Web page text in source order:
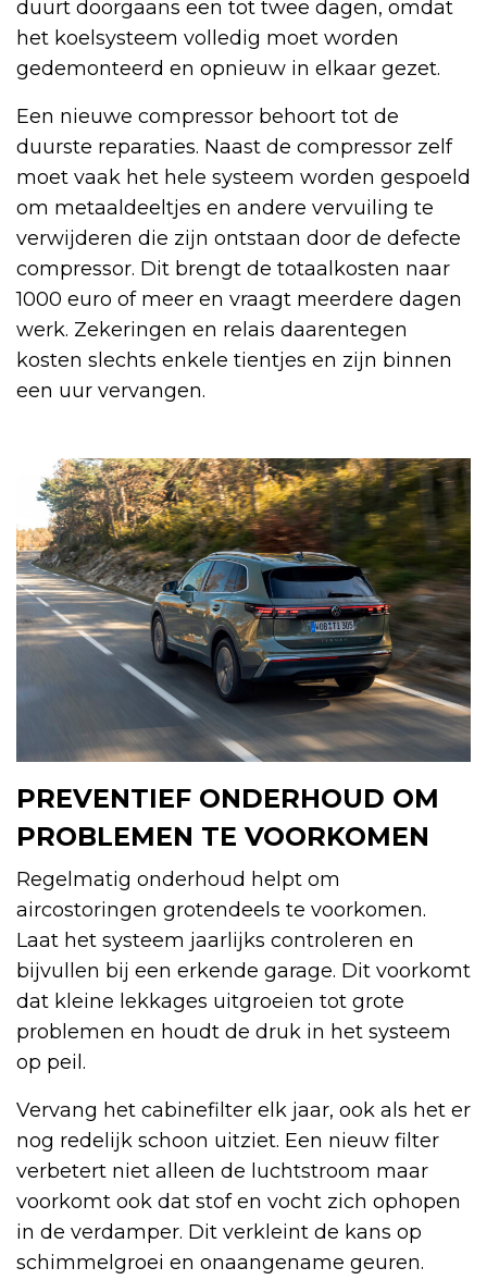
duurt doorgaans een tot twee dagen, omdat
het koelsysteem volledig moet worden
gedemonteerd en opnieuw in elkaar gezet.
Een nieuwe compressor behoort tot de
duurste reparaties. Naast de compressor zelf
moet vaak het hele systeem worden gespoeld
om metaaldeeltjes en andere vervuiling te
verwijderen die zijn ontstaan door de defecte
compressor. Dit brengt de totaalkosten naar
1000 euro of meer en vraagt meerdere dagen
werk. Zekeringen en relais daarentegen
kosten slechts enkele tientjes en zijn binnen
een uur vervangen.
PREVENTIEF ONDERHOUD OM
PROBLEMEN TE VOORKOMEN
Regelmatig onderhoud helpt om
aircostoringen grotendeels te voorkomen.
Laat het systeem jaarlijks controleren en
bijvullen bij een erkende garage. Dit voorkomt
dat kleine lekkages uitgroeien tot grote
problemen en houdt de druk in het systeem
op peil.
Vervang het cabinefilter elk jaar, ook als het er
nog redelijk schoon uitziet. Een nieuw filter
verbetert niet alleen de luchtstroom maar
voorkomt ook dat stof en vocht zich ophopen
in de verdamper. Dit verkleint de kans op
schimmelgroei en onaangename geuren.